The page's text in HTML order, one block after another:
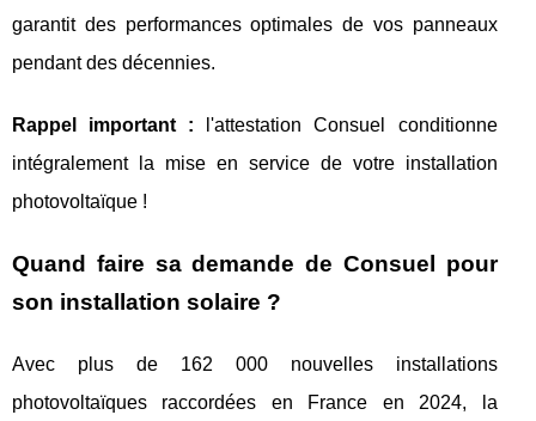
garantit des performances optimales de vos panneaux
pendant des décennies.
Rappel important : l'attestation Consuel conditionne
intégralement la mise en service de votre installation
photovoltaïque !
Quand faire sa demande de Consuel pour
son installation solaire ?
Avec plus de 162 000 nouvelles installations
photovoltaïques raccordées en France en 2024, la